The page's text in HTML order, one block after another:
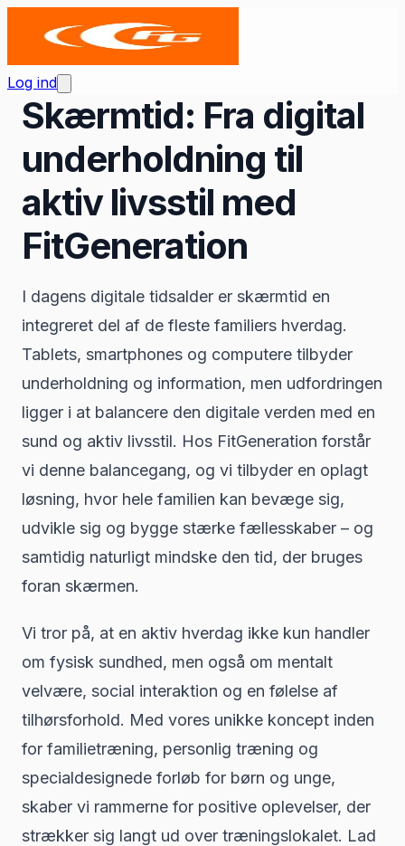
Log ind
Skærmtid: Fra digital
underholdning til
aktiv livsstil med
FitGeneration
I dagens digitale tidsalder er skærmtid en
integreret del af de fleste familiers hverdag.
Tablets, smartphones og computere tilbyder
underholdning og information, men udfordringen
ligger i at balancere den digitale verden med en
sund og aktiv livsstil. Hos FitGeneration forstår
vi denne balancegang, og vi tilbyder en oplagt
løsning, hvor hele familien kan bevæge sig,
udvikle sig og bygge stærke fællesskaber – og
samtidig naturligt mindske den tid, der bruges
foran skærmen.
Vi tror på, at en aktiv hverdag ikke kun handler
om fysisk sundhed, men også om mentalt
velvære, social interaktion og en følelse af
tilhørsforhold. Med vores unikke koncept inden
for familietræning, personlig træning og
specialdesignede forløb for børn og unge,
skaber vi rammerne for positive oplevelser, der
strækker sig langt ud over træningslokalet. Lad